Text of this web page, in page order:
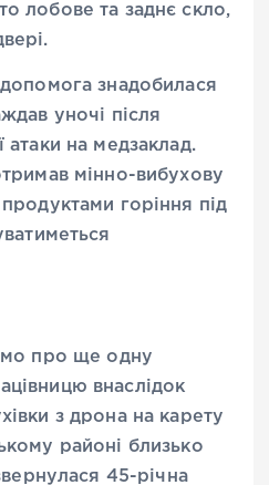
лобове та заднє скло,
знадобилася
уночі після
атаки на медзаклад.
мінно-вибухову
горіння під
про ще одну
внаслідок
з дрона на карету
районі близько
45-річна